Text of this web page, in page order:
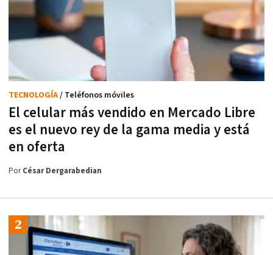
El celular más vendido en Mercado Libre
es el nuevo rey de la gama media y está
en oferta
TECNOLOGÍA/ Teléfonos móviles
PorCésar Dergarabedian